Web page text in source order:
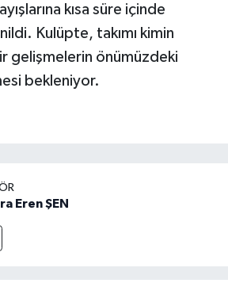
kısa süre içinde
Kulüpte, takımı kimin
gelişmelerin önümüzdeki
bekleniyor.
Eren ŞEN